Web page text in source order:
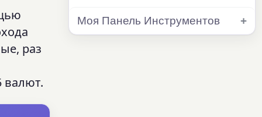
раз
валют.
Моя Панель Инструментов